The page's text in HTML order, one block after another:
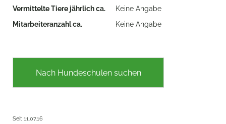
Vermittelte Tiere jährlich ca.
Keine Angabe
Mitarbeiteranzahl ca.
Keine Angabe
Nach Hundeschulen suchen
Seit 11.07.16